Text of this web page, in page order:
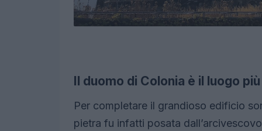
Il duomo di Colonia è il luogo
Per completare il grandioso edificio
pietra fu infatti posata dall’arcivescovo